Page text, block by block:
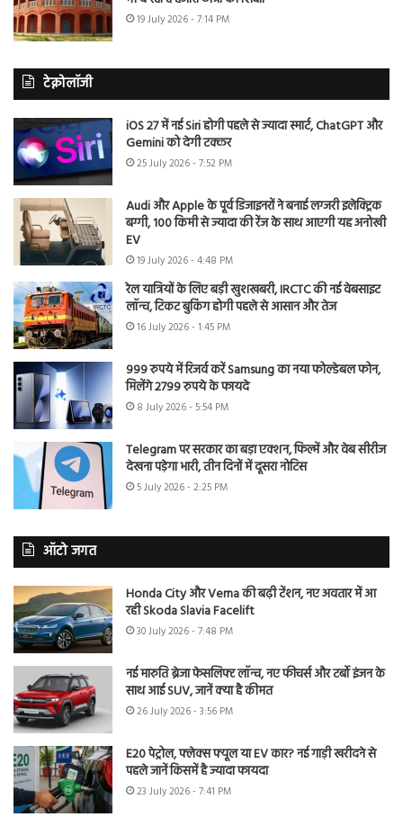
19 July 2026 - 7:14 PM
टेक्नोलॉजी
iOS 27 में नई Siri होगी पहले से ज्यादा स्मार्ट, ChatGPT और
Gemini को देगी टक्कर
25 July 2026 - 7:52 PM
Audi और Apple के पूर्व डिजाइनरों ने बनाई लग्जरी इलेक्ट्रिक
बग्गी, 100 किमी से ज्यादा की रेंज के साथ आएगी यह अनोखी
EV
19 July 2026 - 4:48 PM
रेल यात्रियों के लिए बड़ी खुशखबरी, IRCTC की नई वेबसाइट
लॉन्च, टिकट बुकिंग होगी पहले से आसान और तेज
16 July 2026 - 1:45 PM
999 रुपये में रिजर्व करें Samsung का नया फोल्डेबल फोन,
मिलेंगे 2799 रुपये के फायदे
8 July 2026 - 5:54 PM
Telegram पर सरकार का बड़ा एक्शन, फिल्में और वेब सीरीज
देखना पड़ेगा भारी, तीन दिनों में दूसरा नोटिस
5 July 2026 - 2:25 PM
ऑटो जगत
Honda City और Verna की बढ़ी टेंशन, नए अवतार में आ
रही Skoda Slavia Facelift
30 July 2026 - 7:48 PM
नई मारुति ब्रेजा फेसलिफ्ट लॉन्च, नए फीचर्स और टर्बो इंजन के
साथ आई SUV, जानें क्या है कीमत
26 July 2026 - 3:56 PM
E20 पेट्रोल, फ्लेक्स फ्यूल या EV कार? नई गाड़ी खरीदने से
पहले जानें किसमें है ज्यादा फायदा
23 July 2026 - 7:41 PM